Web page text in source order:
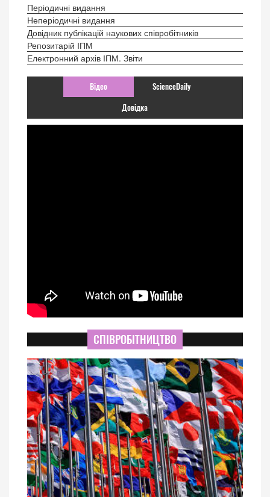
Періодичні видання
Неперіодичні видання
Довідник публікацій наукових співробітників
Репозитарій ІПМ
Електронний архів ІПМ. Звіти
Відео ScienceDaily
Довідка
СПІВРОБІТНИЦТВО